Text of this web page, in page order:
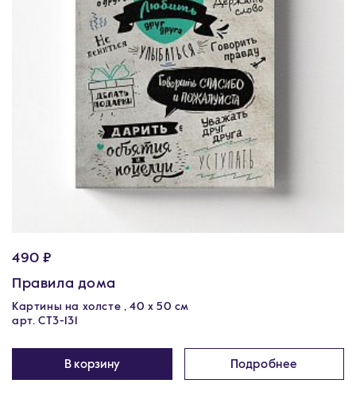
490 ₽
Правила дома
Картины на холсте , 40 х 50 см
арт. CT3-131
В корзину Подробнее